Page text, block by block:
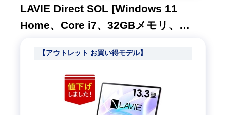
LAVIE Direct SOL [Windows 11
Home、Core i7、32GBメモリ、
アリーパープル、1年間保証]
【アウトレット お買い得モデル】